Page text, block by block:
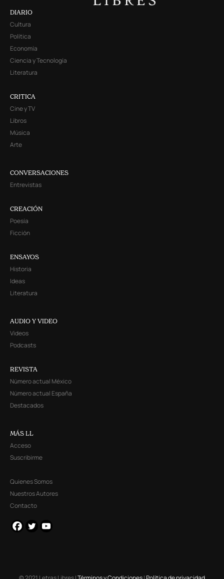
DIARIO
Cultura
Política
Economía
Ciencia y Tecnología
Literatura
CRITICA
Cine y TV
Libros
Música
Arte
CONVERSACIONES
Entrevistas
CREACIÓN
Poesía
Ficción
ENSAYOS
Historia
Ideas
Literatura
AUDIO Y VIDEO
Videos
Podcasts
REVISTA
Número actual México
Número actual España
Destacados
MÁS LL
Acceso
Suscribirme
Quienes Somos
Nuestros Autores
Contacto